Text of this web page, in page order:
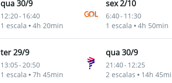
qua 30/9
12:20- 16:40
1 escala
4h 20min
sex 2/10
6:40- 11:30
1 escala
4h 50min
ter 29/9
13:05-20:50
1 escala
7h 45min
qua 30/9
21:40- 12:25
2 escalas
14h